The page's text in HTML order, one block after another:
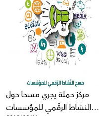
مركز حملة يجري مسحا حول
النشاط الرقّمي للمؤسسات